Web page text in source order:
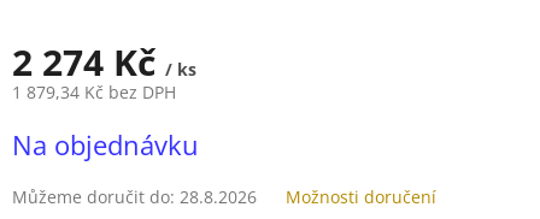
2 274 Kč / ks
1 879,34 Kč bez DPH
cena:
Na objednávku
Můžeme doručit do: 28.8.2026 Možnosti doručení